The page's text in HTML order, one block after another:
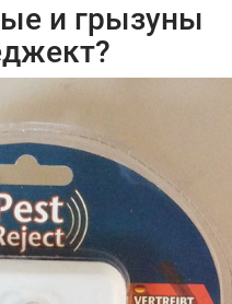
и грызуны